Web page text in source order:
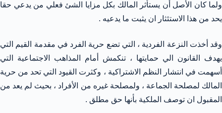
ولما كان الأصل أن يستأثر المالك بكل مزايا الشئ فعلي من يدعي حقا
يحد من هذا الاستئثار ان يثبت ما يدعيه .
وقد أخذت النزعة الفردية ، التي تضع حرية الفرد في مقدمة القيم التي
يهدف القانون الي حمايتها ، تنكمش أمام المذاهب الاجتماعية التي
أسهمت في انتشار النظم الاشتراكية ، وكثرت القيود التي تحد من حرية
المالك لمصلحة الجماعة ، ولمصلحة غيره من الأفراد ، بحيث لم يعد من
المقبول ان توصف الملكية بأنها حق مطلق .